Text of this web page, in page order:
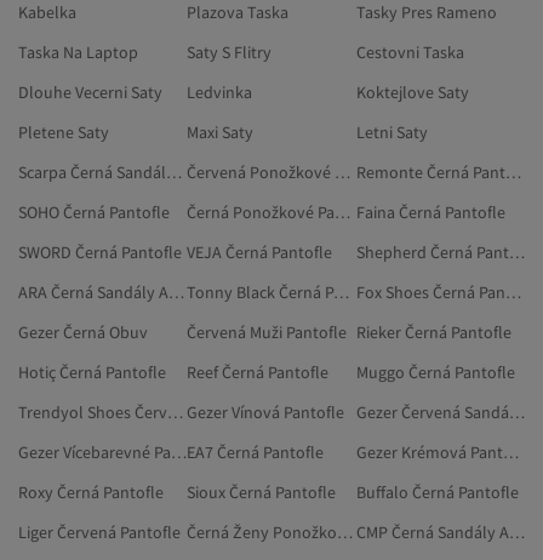
Kabelka
Plazova Taska
Tasky Pres Rameno
Taska Na Laptop
Saty S Flitry
Cestovni Taska
Dlouhe Vecerni Saty
Ledvinka
Koktejlove Saty
Pletene Saty
Maxi Saty
Letni Saty
Scarpa Černá Sandály A Pantofle
Červená Ponožkové Pantofle
Remonte Černá Pantofle
SOHO Černá Pantofle
Černá Ponožkové Pantofle Faina Černá Pantofle
SWORD Černá Pantofle VEJA Černá Pantofle
Shepherd Černá Pantofle
ARA Černá Sandály A Pantofle
Tonny Black Černá Pantofle
Fox Shoes Černá Pantofle
Gezer Černá Obuv
Červená Muži Pantofle Rieker Černá Pantofle
Hotiç Černá Pantofle
Reef Černá Pantofle
Muggo Černá Pantofle
Trendyol Shoes Červená Pantofle Gezer Vínová Pantofle
Gezer Červená Sandály A Pantofle
Gezer Vícebarevné PantofleEA7 Černá Pantofle
Gezer Krémová Pantofle
Roxy Černá Pantofle
Sioux Černá Pantofle
Buffalo Černá Pantofle
Liger Červená Pantofle
Černá Ženy Ponožkové Pantofle
CMP Černá Sandály A Pantofle